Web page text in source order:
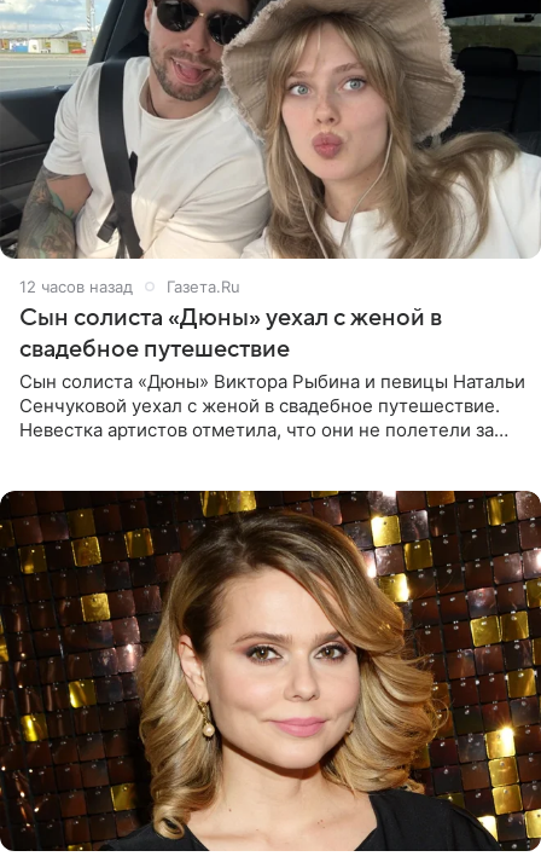
12 часов назад Газета.Ru
Сын солиста «Дюны» уехал с женой в
свадебное путешествие
Сын солиста «Дюны» Виктора Рыбина и певицы Натальи
Сенчуковой уехал с женой в свадебное путешествие.
Невестка артистов отметила, что они не полетели за